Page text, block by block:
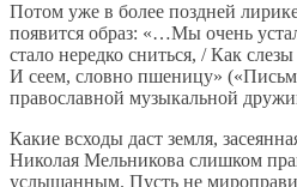
Потом уже в более поздней
появится образ: «…Мы очень
стало нередко сниться, / Как
И сеем, словно пшеницу»
православной музыкальной
Какие всходы даст земля,
Николая Мельникова слишком
услышанным. Пусть не